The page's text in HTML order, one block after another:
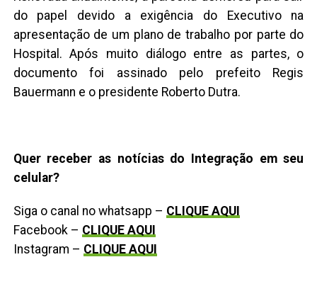
do papel devido a exigência do Executivo na
apresentação de um plano de trabalho por parte do
Hospital. Após muito diálogo entre as partes, o
documento foi assinado pelo prefeito Regis
Bauermann e o presidente Roberto Dutra.
Quer receber as notícias do Integração em seu
celular?
Siga o canal no whatsapp – CLIQUE AQUI
Facebook – CLIQUE AQUI
Instagram – CLIQUE AQUI